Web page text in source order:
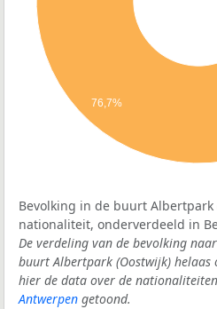
76,7%
Bevolking in de buurt
nationaliteit, onderverdeeld in
De verdeling van de bevolking
buurt Albertpark (Oostwijk) helaas
hier de data over de
Antwerpen getoond.